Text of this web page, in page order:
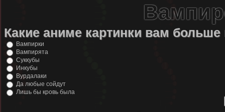
Какие аниме картинки вам больше
Вампирки
Вампирята
Суккубы
Инкубы
Вурдалаки
Да любые сойдут
Лишь бы кровь была